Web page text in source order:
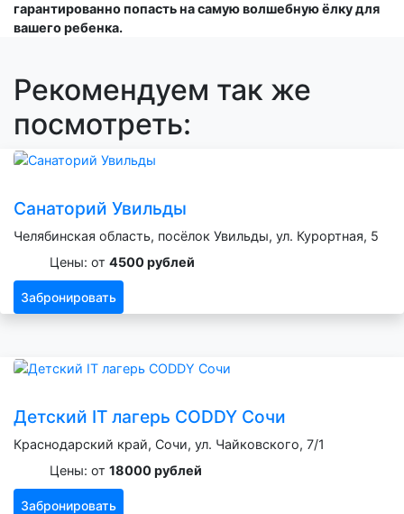
гарантированно попасть на самую волшебную ёлку для
вашего ребенка.
Рекомендуем так же
посмотреть:
Санаторий Увильды
Челябинская область, посёлок Увильды, ул. Курортная, 5
Цены: от 4500 рублей
Забронировать
Детский IT лагерь CODDY Сочи
Краснодарский край, Сочи, ул. Чайковского, 7/1
Цены: от 18000 рублей
Забронировать